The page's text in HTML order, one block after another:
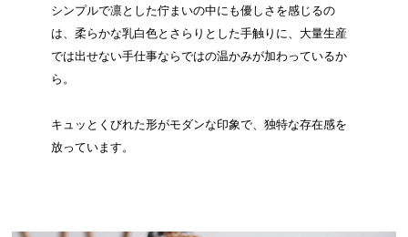
シンプルで凛とした佇まいの中にも優しさを感じるの
は、柔らかな乳白色とさらりとした手触りに、大量生産
では出せない手仕事ならではの温かみが加わっているか
ら。
キュッとくびれた形がモダンな印象で、独特な存在感を
放っています。